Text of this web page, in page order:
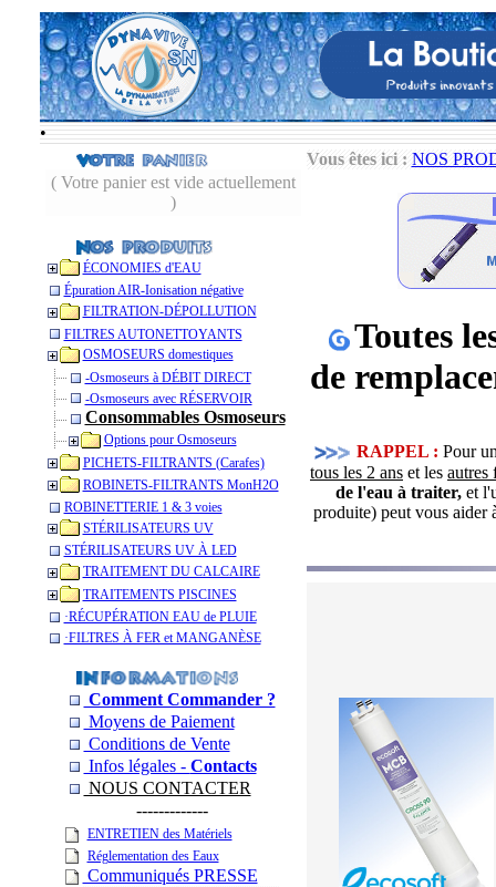
•
( Votre panier est vide actuellement
)
ÉCONOMIES d'EAU
Épuration AIR-Ionisation négative
FILTRATION-DÉPOLLUTION
FILTRES AUTONETTOYANTS
OSMOSEURS domestiques
-Osmoseurs à DÉBIT DIRECT
-Osmoseurs avec RÉSERVOIR
Consommables Osmoseurs
Options pour Osmoseurs
PICHETS-FILTRANTS (Carafes)
ROBINETS-FILTRANTS MonH2O
ROBINETTERIE 1 & 3 voies
STÉRILISATEURS UV
STÉRILISATEURS UV À LED
TRAITEMENT DU CALCAIRE
TRAITEMENTS PISCINES
­·RÉCUPÉRATION EAU de PLUIE
­·­FILTRES À FER et MANGANÈSE
Comment Commander ?
Moyens de Paiement
Conditions de Vente
Infos légales - Contacts
NOUS CONTACTER
-------------
ENTRETIEN des Matériels
Réglementation des Eaux
Communiqués PRESSE
Vous êtes ici : NOS
Toutes
de
RAPPEL : Pour
tous les 2 ans et les autres
de l'eau à traiter,et
produite) peut vous aider